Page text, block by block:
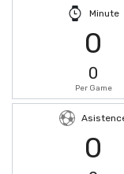
Minute
0
0
Per Game
0